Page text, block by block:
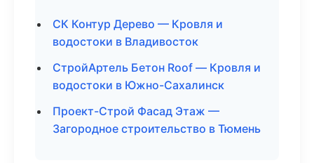
СК Контур Дерево — Кровля и
водостоки в Владивосток
СтройАртель Бетон Roof — Кровля и
водостоки в Южно-Сахалинск
Проект-Строй Фасад Этаж —
Загородное строительство в Тюмень